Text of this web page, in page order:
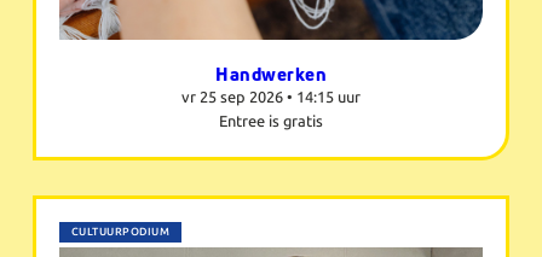
Handwerken
vr 25 sep 2026 • 14:15 uur
Entree is gratis
CULTUURPODIUM